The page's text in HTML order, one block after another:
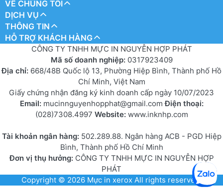
VỀ CHÚNG TÔI
DỊCH VỤ
THÔNG TIN
HỖ TRỢ KHÁCH HÀNG
CÔNG TY TNHH MỰC IN NGUYỄN HỢP PHÁT
Mã số doanh nghiệp: 0317923409
Địa chỉ: 668/48B Quốc lộ 13, Phường Hiệp Bình, Thành phố Hồ
Chí Minh, Việt Nam
Giấy chứng nhận đăng ký kinh doanh cấp ngày 10/07/2023
Email: mucinnguyenhopphat@gmail.comĐiện thoại:
(028)7308.4997 Website: www.inknhp.com
Tài khoản ngân hàng: 502.289.88. Ngân hàng ACB - PGD Hiệp
Bình, Thành phố Hồ Chí Minh
Đơn vị thụ hưởng:CÔNG TY TNHH MỰC IN NGUYỄN HỢP
PHÁT
Copyright © 2026 Mực in xerox All rights reserved.